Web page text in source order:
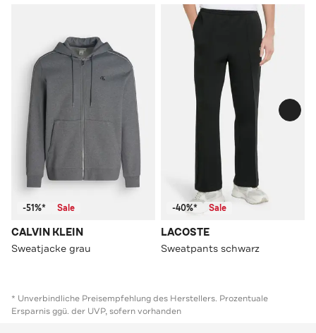
-51%* Sale
CALVIN KLEIN
Sweatjacke grau
-40%* Sale
LACOSTE
Sweatpants schwarz
* Unverbindliche Preisempfehlung des Herstellers. Prozentuale
Ersparnis ggü. der UVP, sofern vorhanden